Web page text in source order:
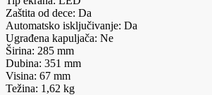
Zaštita od dece: Da
Automatsko isključivanje: Da
Ugrađena kapuljača: Ne
Širina: 285 mm
Dubina: 351 mm
Visina: 67 mm
Težina: 1,62 kg